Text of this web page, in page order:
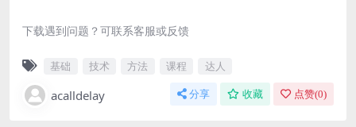
下载遇到问题？可联系客服或反馈
基础 技术 方法 课程 达人
acalldelay 分享 收藏 点赞(0)